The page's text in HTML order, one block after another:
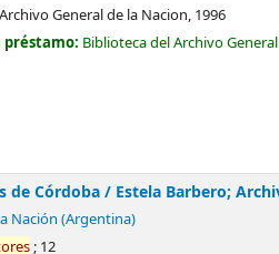
Archivo General de la Nacion, 1996
préstamo: Biblioteca del Archivo
de Córdoba / Estela Barbero;
Nación (Argentina)
; 12